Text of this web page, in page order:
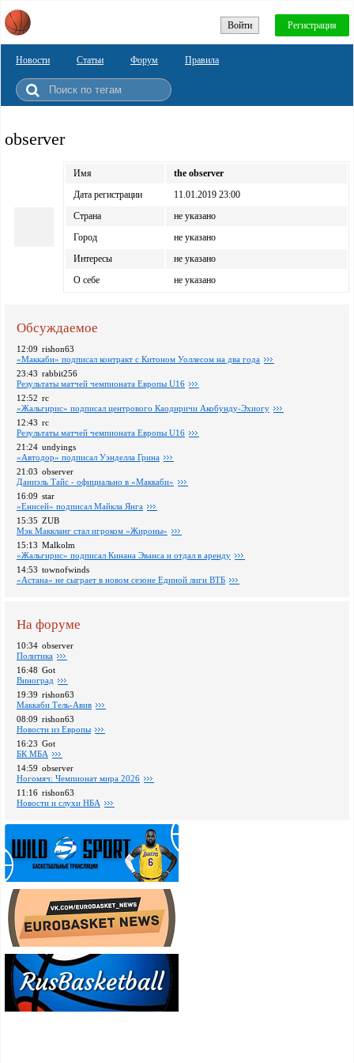
Войти Регистрация
Новости Статьи Форум Правила
observer
Имя
the observer
Дата регистрации
11.01.2019 23:00
Страна
не указано
Город
не указано
Интересы
не указано
О себе
не указано
Обсуждаемое
12:09 rishon63
«Маккаби» подписал контракт с Китоном Уоллесом на два года
23:43 rabbit256
Pезультаты матчей чемпионата Европы U16
12:52 rc
«Жальгирис» подписал центрового Каодиричи Акобунду-Эхиогу
12:43 rc
Pезультаты матчей чемпионата Европы U16
21:24 undyings
«Автодор» подписал Уэнделла Грина
21:03 observer
Даниэль Тайс - официально в «Маккаби»
16:09 star
«Енисей» подписал Майкла Янга
15:35 ZUB
Мэк Маккланг стал игроком «Жироны»
15:13 Malkolm
«Жальгирис» подписал Кинана Эванса и отдал в аренду
14:53 townofwinds
«Астана» не сыграет в новом сезоне Единой лиги ВТБ
На форуме
10:34 observer
Политика
16:48 Got
Виноград
19:39 rishon63
Маккаби Тель-Авив
08:09 rishon63
Новости из Европы
16:23 Got
БК МБА
14:59 observer
Ногомяч: Чемпионат мира 2026
11:16 rishon63
Новости и слухи НБА